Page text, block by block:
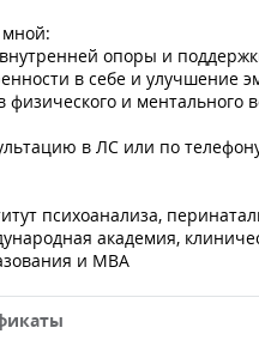
мной:
опоры и
в себе и улучшение
физического и ментального
в ЛС или по
психоанализа,
академия,
и MBA